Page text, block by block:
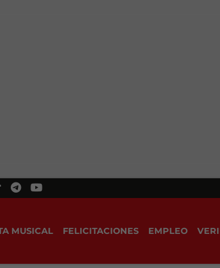
MUSICAL FELICITACIONES EMPLEO